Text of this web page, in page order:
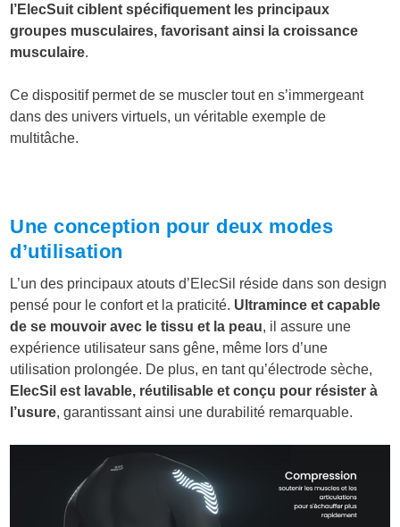
l’ElecSuit ciblent spécifiquement les principaux
groupes musculaires, favorisant ainsi la croissance
musculaire.
Ce dispositif permet de se muscler tout en s’immergeant
dans des univers virtuels, un véritable exemple de
multitâche.
Une conception pour deux modes
d’utilisation
L’un des principaux atouts d’ElecSil réside dans son design
pensé pour le confort et la praticité. Ultramince et capable
de se mouvoir avec le tissu et la peau, il assure une
expérience utilisateur sans gêne, même lors d’une
utilisation prolongée. De plus, en tant qu’électrode sèche,
ElecSil est lavable, réutilisable et conçu pour résister à
l’usure, garantissant ainsi une durabilité remarquable.